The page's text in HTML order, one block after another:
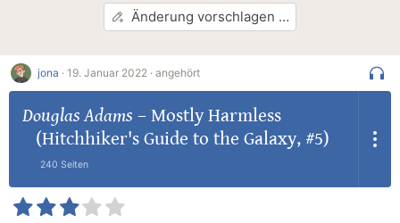
Änderung vorschlagen …
jona · 19. Januar 2022 · angehört
Douglas Adams – Mostly Harmless
(Hitchhiker's Guide to the Galaxy, #5)
240 Seiten